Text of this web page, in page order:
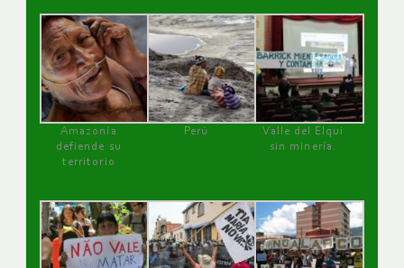
Amazonía
defiende su
territorio
Perú
Valle del Elqui
sin minería.